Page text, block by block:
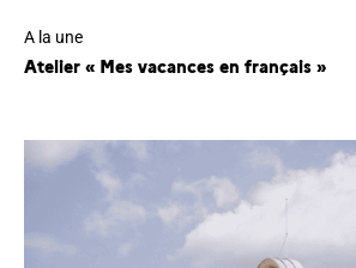
A la une
Atelier « Mes vacances en français »